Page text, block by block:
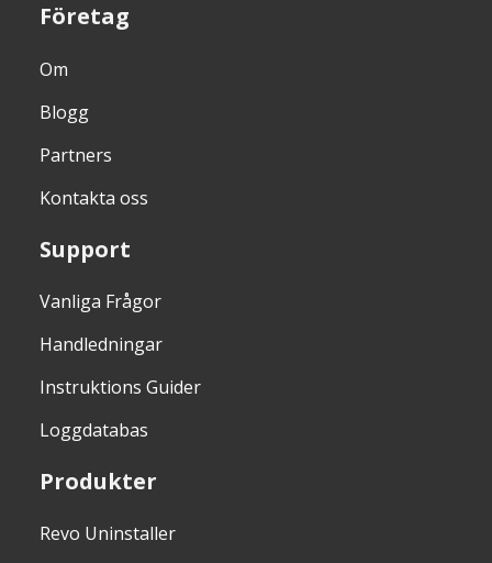
Företag
Om
Blogg
Partners
Kontakta oss
Support
Vanliga Frågor
Handledningar
Instruktions Guider
Loggdatabas
Produkter
Revo Uninstaller